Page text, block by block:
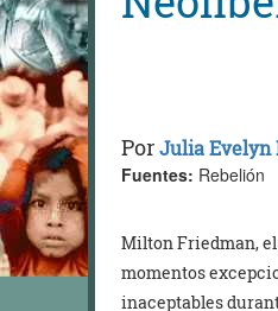
PorJulia Evelyn
Fuentes: Rebelión
Milton Friedman,
momentos
inaceptables